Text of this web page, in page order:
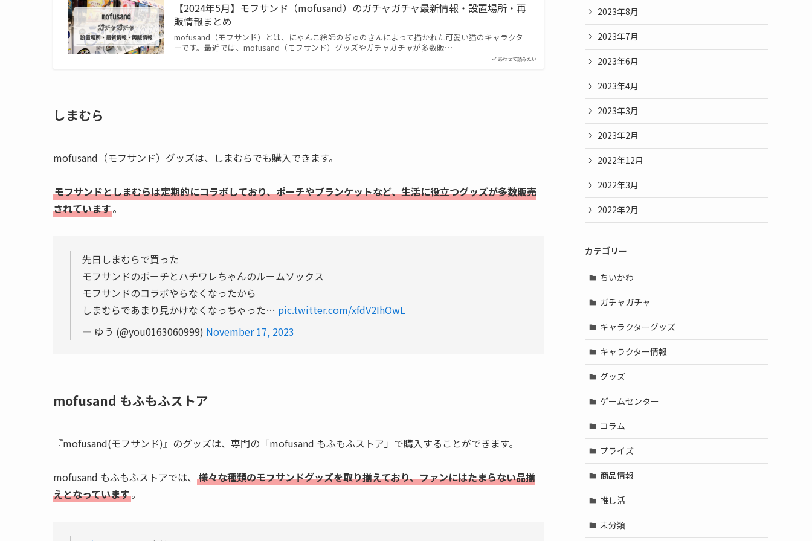
あわせて読みたい
【2024年5月】モフサンド（mofusand）のガチャガチャ最新情報・設置場所・再
販情報まとめ
mofusand（モフサンド）とは、にゃんこ絵師のぢゅのさんによって描かれた可愛い猫のキャラクタ
ーです。最近では、mofusand（モフサンド）グッズやガチャガチャが多数販…
しまむら
mofusand（モフサンド）グッズは、しまむらでも購入できます。
モフサンドとしまむらは定期的にコラボしており、ポーチやブランケットなど、生活に役立つグッズが多数販売
されています。
先日しまむらで買った
モフサンドのポーチとハチワレちゃんのルームソックス
モフサンドのコラボやらなくなったから
しまむらであまり見かけなくなっちゃった… pic.twitter.com/xfdV2IhOwL
— ゆう (@you0163060999) November 17, 2023
mofusand もふもふストア
『mofusand(モフサンド)』のグッズは、専門の「mofusand もふもふストア」で購入することができます。
mofusand もふもふストアでは、 様々な種類のモフサンドグッズを取り揃えており、ファンにはたまらない品揃
えとなっています。
2023年8月
2023年7月
2023年6月
2023年4月
2023年3月
2023年2月
2022年12月
2022年3月
2022年2月
カテゴリー
ちいかわ
ガチャガチャ
キャラクターグッズ
キャラクター情報
グッズ
ゲームセンター
コラム
プライズ
商品情報
推し活
未分類